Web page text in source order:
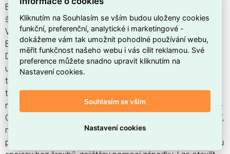
Barva součástí: límec červená RAL 3000, vývodka tmavě
šedá RAL 7012, pouzdro tmavě šedá RAL 7012
Výška: 160 mm, Šířka: 71 mm, Hloubka: 78 mm
Bez halogenů: ano
Další technické parametry: tento výrobek neobsahuje olovo
unikátní kabelová vývodka MULTI-GRIP s integrovaným
těsněním a spolehlivým odlehčením tahu kabelu. Pevnost v
tahu mnohonásobně překračuje hodnoty požadované
normami IEC 60309, EN 60309 a VDE 0623. Vývodka MULTI-
GRIP s ochranou proti samovolnému povolení vlivem vibrací,
nebo teplotních rozdílů, vhodná i do náročných klimatických
podmínek, odolná prachu a mastnotě. Součásti pouzdra jsou
Kliknutím na Souhlasím se vším budou uloženy cookies
funkční, preferenční, analytické i marketingové -
dokážeme vám tak umožnit pohodlné používání webu,
měřit funkčnost našeho webu i vás cílit reklamou. Své
preference můžete snadno upravit kliknutím na
Nastavení cookies.
Souhlasím se vším
Nastavení cookies